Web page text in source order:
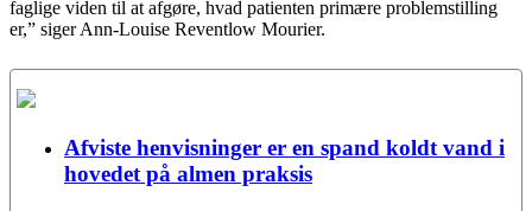
faglige viden til at afgøre, hvad patienten primære problemstilling
er,” siger Ann-Louise Reventlow Mourier.
Afviste henvisninger er en spand koldt vand i
hovedet på almen praksis